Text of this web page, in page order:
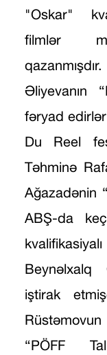
"Oskar"
filmlər
Əliyevanın
fəryad
Du Reel
Təhminə
Ağazadənin
ABŞ-da
Beynəlxalq
iştirak
“PÖFF